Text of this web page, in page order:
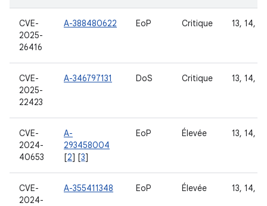
CVE-
2025-
26416
A-388480622 EoP Critique 13, 14, 15
CVE-
2025-
22423
A-346797131 DoS Critique 13, 14, 15
CVE-
2024-
40653
A-
293458004
[2] [3]
EoP Élevée 13, 14, 15
CVE-
2024-
A-355411348 EoP Élevée 13, 14, 15